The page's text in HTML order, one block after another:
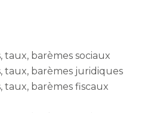
taux, barèmes sociaux
taux, barèmes juridiques
taux, barèmes fiscaux